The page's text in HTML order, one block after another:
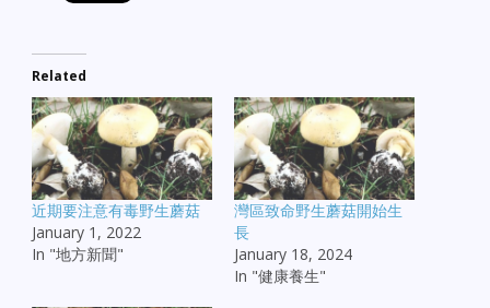
Related
近期要注意有毒野生蘑菇
January 1, 2022
In "地方新聞"
灣區致命野生蘑菇開始生
長
January 18, 2024
In "健康養生"